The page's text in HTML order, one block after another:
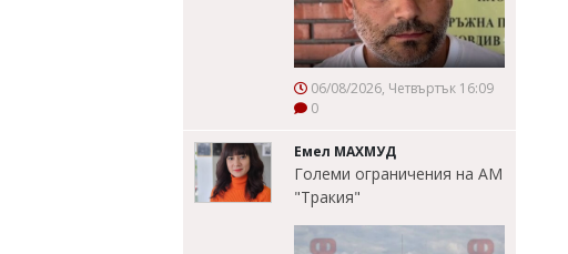
06/08/2026, Четвъртък 16:09
0
Емел МАХМУД
Големи ограничения на АМ
"Тракия"